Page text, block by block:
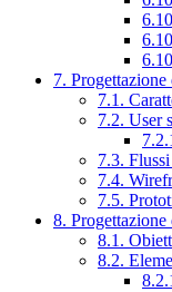
7. Progettazione
7.1.
7.2. User
7.3.
7.4.
7.5.
8. Progettazione
8.1.
8.2.